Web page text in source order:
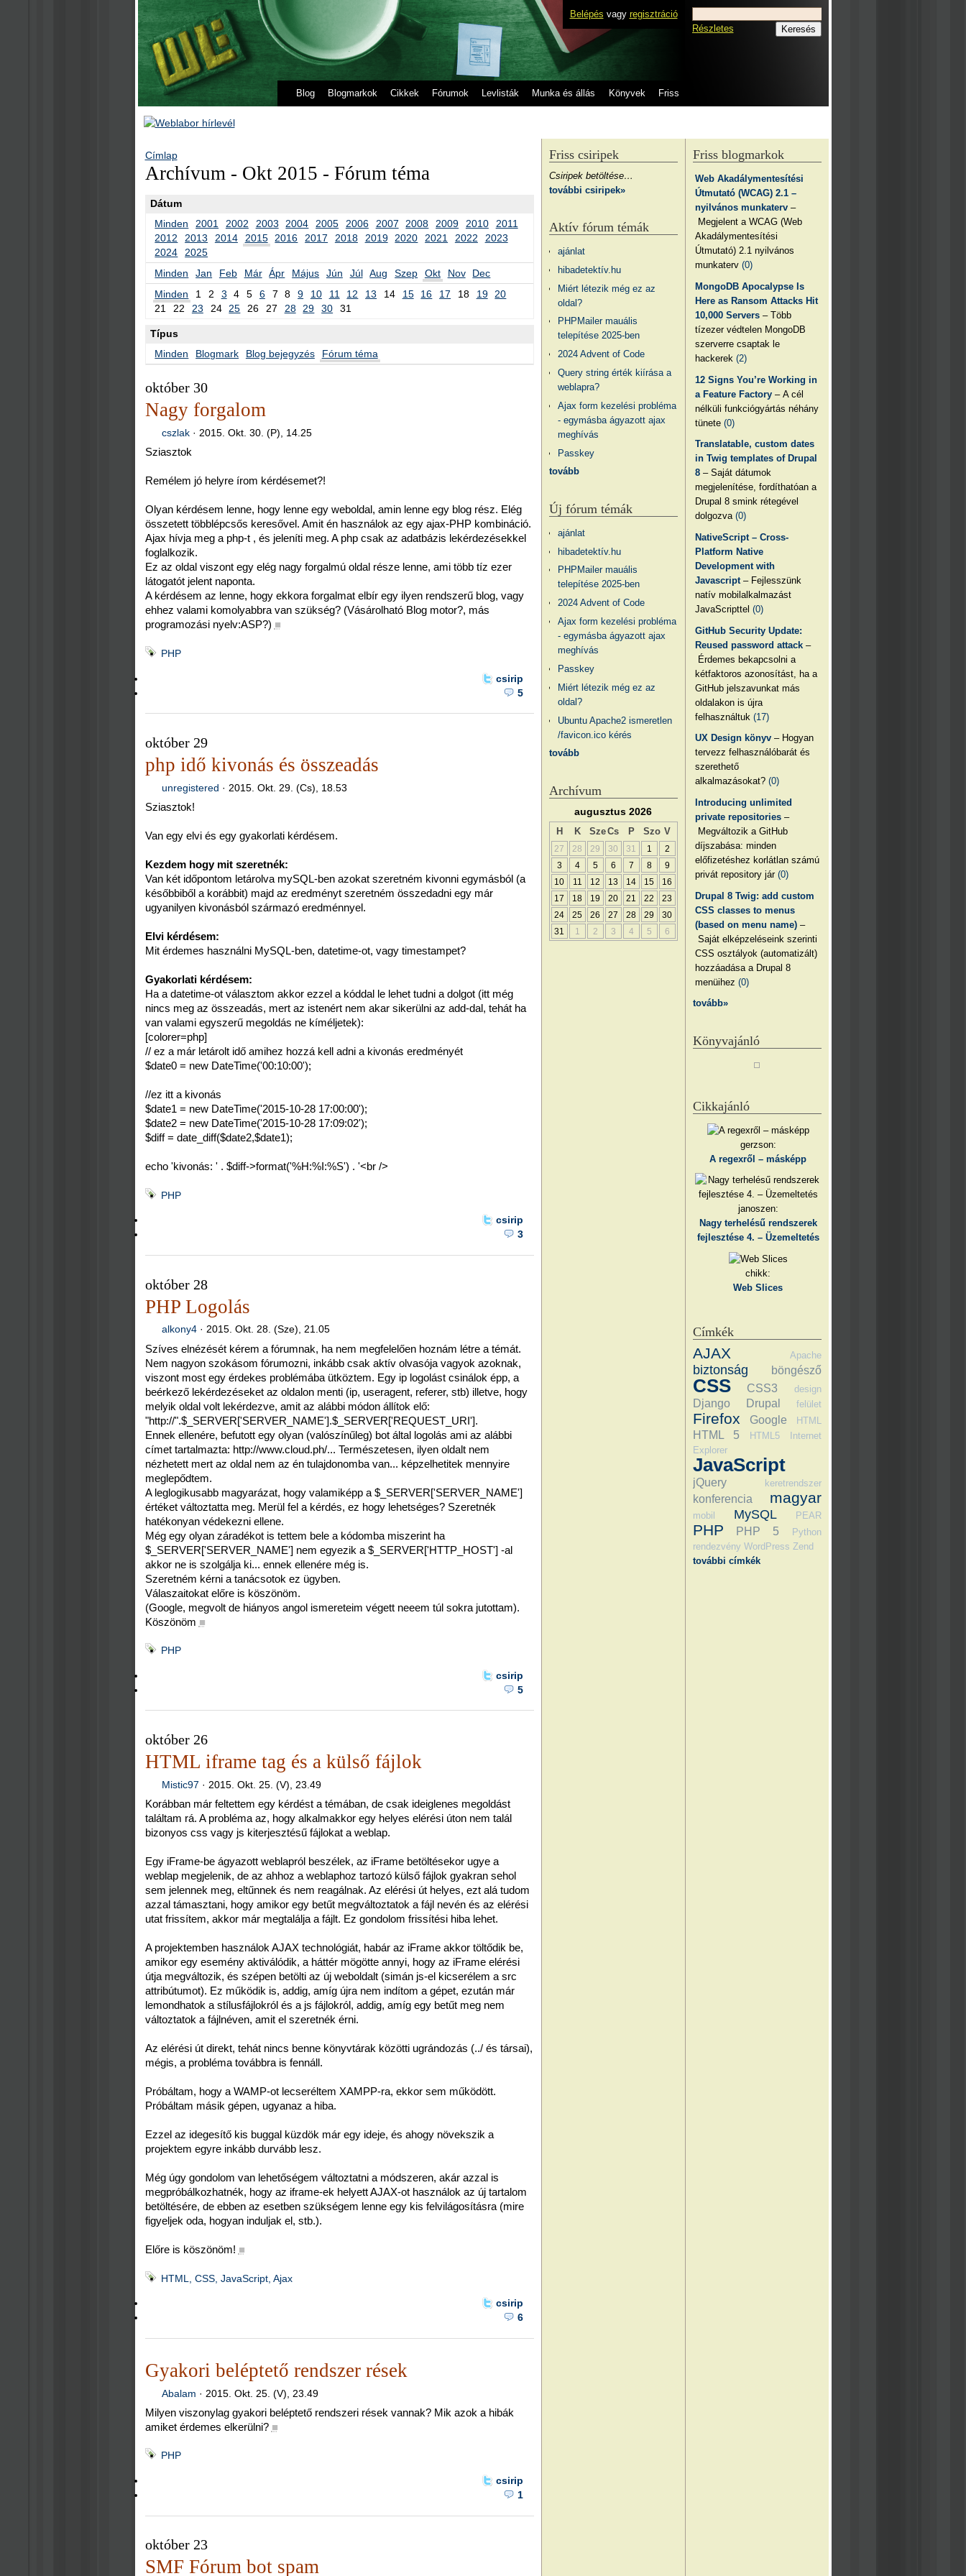
Belépés vagy regisztráció
Blog Blogmarkok Cikkek Fórumok Levlisták Munka és állás Könyvek Friss
Részletes
Címlap
Archívum - Okt 2015 - Fórum téma
Dátum
Minden
2001 2002 2003 2004 2005 2006 2007 2008 2009 2010
2011
2012
2013 2014 2015 2016 2017 2018 2019 2020 2021 2022
2023
2024
2025
Minden
Jan Feb Már Ápr Május Jún Júl Aug Szep Okt Nov
Dec
Minden
1 2 3 4 5 6 7 8 9 10 11 12 13 14 15 16 17 18 19
20
21
22 23 24 25 26 27 28 29 30 31
Típus
Minden
Blogmark Blog bejegyzés Fórum téma
október 30
Nagy forgalom
cszlak ·2015. Okt. 30. (P), 14.25
Sziasztok
Remélem jó helyre írom kérdésemet?!
Olyan kérdésem lenne, hogy lenne egy weboldal, amin lenne egy blog rész. Elég
összetett többlépcsős keresővel. Amit én használok az egy ajax-PHP kombináció.
Ajax hívja meg a php-t , és jeleníti meg. A php csak az adatbázis lekérdezésekkel
foglalkozik.
Ez az oldal viszont egy elég nagy forgalmú oldal része lenne, ami több tíz ezer
látogatót jelent naponta.
A kérdésem az lenne, hogy ekkora forgalmat elbír egy ilyen rendszerű blog, vagy
ehhez valami komolyabbra van szükség? (Vásárolható Blog motor?, más
programozási nyelv:ASP?) ■
PHP
csirip
5
október 29
php idő kivonás és összeadás
unregistered · 2015. Okt. 29. (Cs), 18.53
Sziasztok!
Van egy elvi és egy gyakorlati kérdésem.
Kezdem hogy mit szeretnék:
Van két időpontom letárolva mySQL-ben azokat szeretném kivonni egymásból (a
későbbiből a korábbit) majd az eredményt szeretném összedadni egy már
ugyanilyen kivonásból származó eredménnyel.
Elvi kérdésem:
Mit érdemes használni MySQL-ben, datetime-ot, vagy timestampet?
Gyakorlati kérdésem:
Ha a datetime-ot választom akkor ezzel a kóddal le lehet tudni a dolgot (itt még
nincs meg az összeadás, mert az istenért nem akar sikerülni az add-dal, tehát ha
van valami egyszerű megoldás ne kíméljetek):
[colorer=php]
// ez a már letárolt idő amihez hozzá kell adni a kivonás eredményét
$date0 = new DateTime('00:10:00');
//ez itt a kivonás
$date1 = new DateTime('2015-10-28 17:00:00');
$date2 = new DateTime('2015-10-28 17:09:02');
$diff = date_diff($date2,$date1);
echo 'kivonás: ' . $diff->format('%H:%I:%S') . '<br />
PHP
csirip
3
október 28
PHP Logolás
alkony4 ·2015. Okt. 28. (Sze), 21.05
Szíves elnézését kérem a fórumnak, ha nem megfelelően hoznám létre a témát.
Nem nagyon szokásom fórumozni, inkább csak aktív olvasója vagyok azoknak,
viszont most egy érdekes problémába ütköztem. Egy ip logolást csinálok épp, a
beérkező lekérdezéseket az oldalon menti (ip, useragent, referer, stb) illetve, hogy
melyik oldal volt lekérdezve, amit az alábbi módon állítok elő:
"http://".$_SERVER['SERVER_NAME'].$_SERVER['REQUEST_URI'].
Ennek ellenére, befutott egy olyan (valószínűleg) bot által logolás ami az alábbi
címet tartalmazta: http://www.cloud.ph/... Természetesen, ilyen oldalt nem
nézhetett mert az oldal nem az én tulajdonomba van... képzelhetitek mennyire
meglepődtem.
A leglogikusabb magyarázat, hogy valamiképp a $_SERVER['SERVER_NAME']
értéket változtatta meg. Merül fel a kérdés, ez hogy lehetséges? Szeretnék
hatékonyan védekezni ellene.
Még egy olyan záradékot is tettem bele a kódomba miszerint ha
$_SERVER['SERVER_NAME'] nem egyezik a $_SERVER['HTTP_HOST'] -al
akkor ne is szolgálja ki... ennek ellenére még is.
Szeretném kérni a tanácsotok ez ügyben.
Válaszaitokat előre is köszönöm.
(Google, megvolt de hiányos angol ismereteim végett neeem túl sokra jutottam).
Köszönöm ■
PHP
csirip
5
október 26
HTML iframe tag és a külső fájlok
Mistic97 · 2015. Okt. 25. (V), 23.49
Korábban már feltettem egy kérdést a témában, de csak ideiglenes megoldást
találtam rá. A probléma az, hogy alkalmakkor egy helyes elérési úton nem talál
bizonyos css vagy js kiterjesztésű fájlokat a weblap.
Egy iFrame-be ágyazott weblapról beszélek, az iFrame betöltésekor ugye a
weblap megjelenik, de az ahhoz a weblaphoz tartozó külső fájlok gyakran sehol
sem jelennek meg, eltűnnek és nem reagálnak. Az elérési út helyes, ezt alá tudom
azzal támasztani, hogy amikor egy betűt megváltoztatok a fájl nevén és az elérési
utat frissítem, akkor már megtalálja a fájlt. Ez gondolom frissítési hiba lehet.
A projektemben használok AJAX technológiát, habár az iFrame akkor töltődik be,
amikor egy esemény aktiválódik, a háttér mögötte annyi, hogy az iFrame elérési
útja megváltozik, és szépen betölti az új weboldalt (simán js-el kicserélem a src
attribútumot). Ez működik is, addig, amíg újra nem indítom a gépet, ezután már
lemondhatok a stílusfájlokról és a js fájlokról, addig, amíg egy betűt meg nem
változtatok a fájlnéven, amit el szeretnék érni.
Az elérési út direkt, tehát nincs benne könyvtárak közötti ugrándozás (../ és társai),
mégis, a probléma továbbra is fennáll.
Próbáltam, hogy a WAMP-ot lecseréltem XAMPP-ra, ekkor sem működött.
Próbáltam másik gépen, ugyanaz a hiba.
Ezzel az idegesítő kis buggal küzdök már egy ideje, és ahogy növekszik a
projektem egyre inkább durvább lesz.
Még úgy gondolom van lehetőségem változtatni a módszeren, akár azzal is
megpróbálkozhatnék, hogy az iframe-ek helyett AJAX-ot használok az új tartalom
betöltésére, de ebben az esetben szükségem lenne egy kis felvilágosításra (mire
figyeljek oda, hogyan induljak el, stb.).
Előre is köszönöm! ■
HTML, CSS, JavaScript, Ajax
csirip
6
Gyakori beléptető rendszer rések
Abalam · 2015. Okt. 25. (V), 23.49
Milyen viszonylag gyakori beléptető rendszeri rések vannak? Mik azok a hibák
amiket érdemes elkerülni? ■
PHP
csirip
1
október 23
SMF Fórum bot spam
Friss blogmarkok
Web Akadálymentesítési
Útmutató (WCAG) 2.1 –
nyilvános munkaterv –
Megjelent a WCAG (Web
Akadálymentesítési
Útmutató) 2.1 nyilvános
munkaterv(0)
MongoDB Apocalypse Is
Here as Ransom Attacks Hit
10,000 Servers – Több
tízezer védtelen MongoDB
szerverre csaptak le
hackerek(2)
12 Signs You’re Working in
a Feature Factory – A cél
nélküli funkciógyártás néhány
tünete(0)
Translatable, custom dates
in Twig templates of Drupal
8 – Saját dátumok
megjelenítése, fordíthatóan a
Drupal 8 smink rétegével
dolgozva(0)
NativeScript – Cross-
Platform Native
Development with
Javascript – Fejlesszünk
natív mobilalkalmazást
JavaScripttel(0)
GitHub Security Update:
Reused password attack –
Érdemes bekapcsolni a
kétfaktoros azonosítást, ha a
GitHub jelszavunkat más
oldalakon is újra
felhasználtuk(17)
UX Design könyv – Hogyan
tervezz felhasználóbarát és
szerethető
alkalmazásokat?(0)
Introducing unlimited
private repositories –
Megváltozik a GitHub
díjszabása: minden
előfizetéshez korlátlan számú
privát repository jár(0)
Drupal 8 Twig: add custom
CSS classes to menus
(based on menu name) –
Saját elképzeléseink szerinti
CSS osztályok (automatizált)
hozzáadása a Drupal 8
menüihez(0)
tovább»
Könyvajánló
Cikkajánló
gerzson:
A regexről – másképp
janoszen:
Nagy terhelésű rendszerek
fejlesztése 4. – Üzemeltetés
chikk:
Web Slices
Címkék
AJAX Apache
biztonság böngésző
CSS CSS3 design
Django Drupal felület
Firefox Google HTML
HTML 5 HTML5
Internet
Explorer
JavaScript
jQuery keretrendszer
konferencia magyar
mobil MySQL PEAR
PHP PHP 5
Python
rendezvény WordPress Zend
további címkék
Friss csiripek
Csiripek betöltése…
további csiripek»
Aktív fórum témák
ajánlat
hibadetektív.hu
Miért létezik még ez az
oldal?
PHPMailer mauális
telepítése 2025-ben
2024 Advent of Code
Query string érték kiírása a
weblapra?
Ajax form kezelési probléma
- egymásba ágyazott ajax
meghívás
Passkey
tovább
Új fórum témák
ajánlat
hibadetektív.hu
PHPMailer mauális
telepítése 2025-ben
2024 Advent of Code
Ajax form kezelési probléma
- egymásba ágyazott ajax
meghívás
Passkey
Miért létezik még ez az
oldal?
Ubuntu Apache2 ismeretlen
/favicon.ico kérés
tovább
Archívum
augusztus 2026
H K SzeCs P Szo V
27 28 29 30 31 1
2
3
4 5 6 7 8
9
10
11 12 13 14 15
16
17
18 19 20 21 22
23
24
25 26 27 28 29
30
31
1 2 3 4 5 6